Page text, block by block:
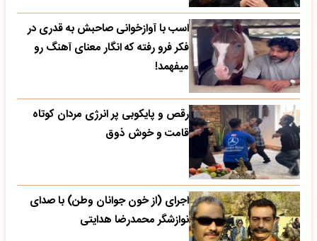
اسب با آوازخوانی صاحبش به قدری در
فکر فرو رفته که انگار معنای آهنگ رو
میفهمد!
رقص و پایکوبی پر انرژی مردان کوتاه
قامت و خوش ذوق
اجرای (از خون جوانان وطن) با صدای
نوازشگر محمدرضا هدایتی